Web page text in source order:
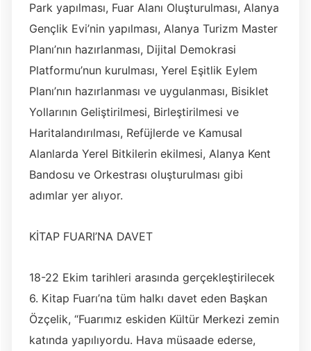
Park yapılması, Fuar Alanı Oluşturulması, Alanya
Gençlik Evi’nin yapılması, Alanya Turizm Master
Planı’nın hazırlanması, Dijital Demokrasi
Platformu’nun kurulması, Yerel Eşitlik Eylem
Planı’nın hazırlanması ve uygulanması, Bisiklet
Yollarının Geliştirilmesi, Birleştirilmesi ve
Haritalandırılması, Refüjlerde ve Kamusal
Alanlarda Yerel Bitkilerin ekilmesi, Alanya Kent
Bandosu ve Orkestrası oluşturulması gibi
adımlar yer alıyor.
KİTAP FUARI’NA DAVET
18-22 Ekim tarihleri arasında gerçekleştirilecek
6. Kitap Fuarı’na tüm halkı davet eden Başkan
Özçelik, “Fuarımız eskiden Kültür Merkezi zemin
katında yapılıyordu. Hava müsaade ederse,